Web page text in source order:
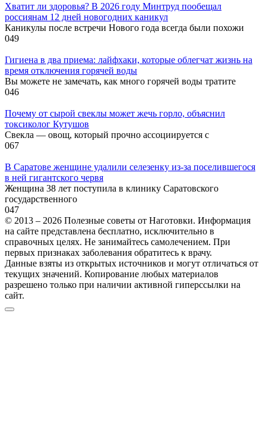
Хватит ли здоровья? В 2026 году Минтруд пообещал
россиянам 12 дней новогодних каникул
Каникулы после встречи Нового года всегда были похожи
049
Гигиена в два приема: лайфхаки, которые облегчат жизнь на
время отключения горячей воды
Вы можете не замечать, как много горячей воды тратите
046
Почему от сырой свеклы может жечь горло, объяснил
токсиколог Кутушов
Свекла — овощ, который прочно ассоциируется с
067
В Саратове женщине удалили селезенку из-за поселившегося
в ней гигантского червя
Женщина 38 лет поступила в клинику Саратовского
государственного
047
© 2013 – 2026 Полезные советы от Наготовки. Информация
на сайте представлена бесплатно, исключительно в
справочных целях. Не занимайтесь самолечением. При
первых признаках заболевания обратитесь к врачу.
Данные взяты из открытых источников и могут отличаться от
текущих значений. Копирование любых материалов
разрешено только при наличии активной гиперссылки на
сайт.